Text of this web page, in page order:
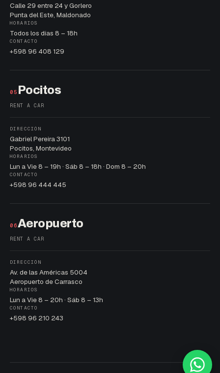
Calle 29 entre 24 y Gorlero
Punta del Este, Maldonado
HORARIOS
Todos los días 8 – 18h
CONTACTO
+598 96 408 129
05 Pocitos
RENT A CAR
DIRECCIÓN
Gabriel Pereira 3101
Pocitos, Montevideo
HORARIOS
Lun a Vie 8 – 19h · Sáb 8 – 18h · Dom 8 – 20h
CONTACTO
+598 96 444 445
06Aeropuerto
RENT A CAR
DIRECCIÓN
Av. de las Américas 5004
Aeropuerto de Carrasco
HORARIOS
Lun a Vie 8 – 20h · Sáb 8 – 13h
CONTACTO
+598 96 210 243